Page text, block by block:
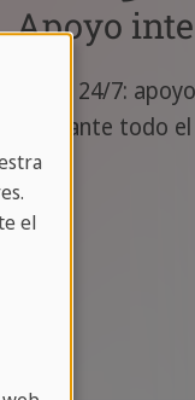
Apoyo
24/7:
durante todo
el